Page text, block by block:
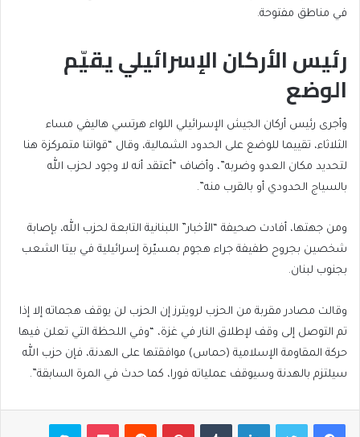
في مناطق مفتوحة.
رئيس الأركان الإسرائيلي يقيّم
الوضع
وأجرى رئيس أركان الجيش الإسرائيلي اللواء هرتسي هاليفي مساء
الثلاثاء، تقييما للوضع على الحدود الشمالية، وقال “قواتنا متمركزة هنا
لتحديد مكان العدو وضربه”، وأضاف “أعتقد أنه لا وجود لحزب الله
بالسياج الحدودي أو بالقرب منه”.
ومن جهتها، أفادت صحيفة “الأخبار” اللبنانية التابعة لحزب الله، بإصابة
شخصين بجروح طفيفة جراء هجوم بمسيّرة إسرائيلية في بيتا الشعب
بجنوب لبنان.
وقالت مصادر مقربة من الحزب لرويترز إن الحزب لن يوقف هجماته إلا إذا
تم التوصل إلى وقف لإطلاق النار في غزة، “وفي اللحظة التي تعلن فيها
حركة المقاومة الإسلامية (حماس) موافقتها على الهدنة، فإن حزب الله
سيلتزم بالهدنة وسيوقف عملياته فورا، كما حدث في المرة السابقة”.
فيسبوكتويتر لينكدإن بينتيريست بوكيت سكايب